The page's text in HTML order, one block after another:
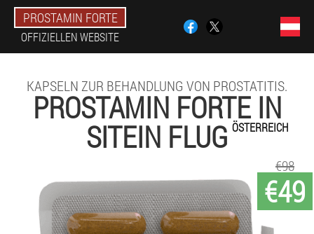
PROSTAMIN FORTE
OFFIZIELLEN WEBSITE
KAPSELN ZUR BEHANDLUNG VON PROSTATITIS.
PROSTAMIN FORTE IN
SITEIN FLUG ÖSTERREICH
€49
€98